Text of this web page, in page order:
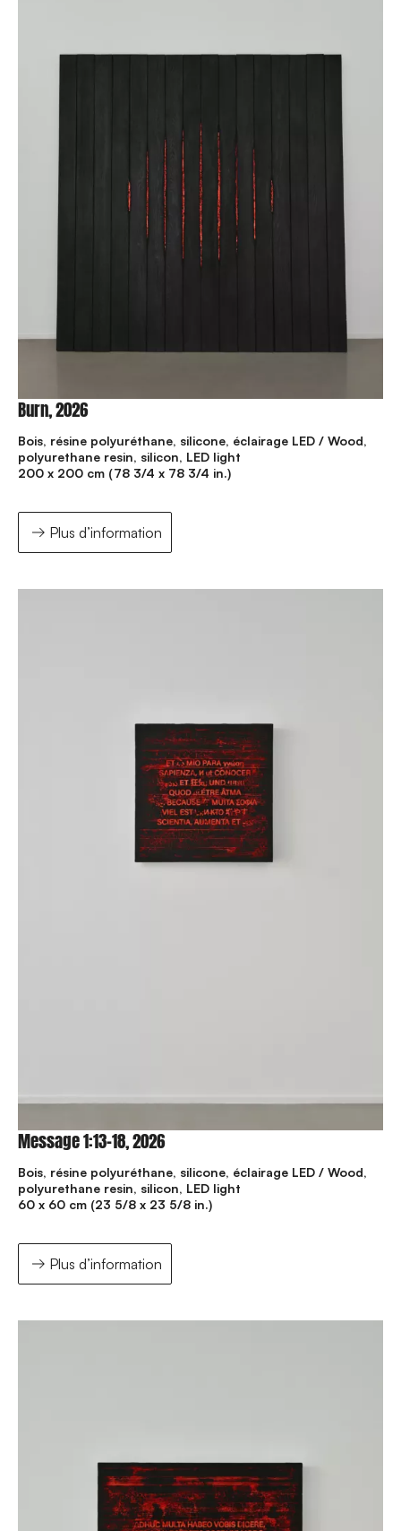
Burn, 2026
Bois, résine polyuréthane, silicone, éclairage LED / Wood,
polyurethane resin, silicon, LED light
200 x 200 cm (78 3/4 x 78 3/4 in.)
Plus d’information
Message 1:13-18, 2026
Bois, résine polyuréthane, silicone, éclairage LED / Wood,
polyurethane resin, silicon, LED light
60 x 60 cm (23 5/8 x 23 5/8 in.)
Plus d’information